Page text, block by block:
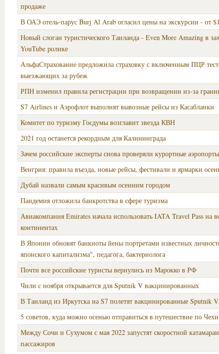
продаже
В ОАЭ отель-парус Burj Al Arab огласил цены на экскурсии - от
Новый слоган туристического Таиланда - Even More Amazing в
YouTube ролике
АльфаСтрахование предложила страховку с включенным ПЦР
выезжающих за рубеж
РПН изменил правила регистрации при возвращении из-за
S7 Airlines и Аэрофлот выполнят вывозные рейсы из Касабланки
Комитет по туризму Госдумы возглавит звезда КВН
2021 год останется рекордным для Калининграда
Зачем российские эксперты снова проверяли курортные
Венгрия: правила въезда, новые рейсы, фестивали и ярмарки
Дубай назвали самым красивым осенним городом
Пандемия отложила банкротства в сфере туризма
Авиакомпания Emirates начала использовать IATA Travel Pass на
континентах
В Японии обновят банкноты йены портретами известных
японского капитализма", педагога, бактериолога
Почти все российские туристы вернулись из Марокко в РФ
Чили с ноября открывается для Sputnik V вакцинированных
В Таиланд из Иркутска на S7 полетят вакцинированные Sputnik
5 советов, куда можно осенью отправиться в путешествие по
Между Сочи и Сухумом с мая 2022 запустят скоростной
пассажиров